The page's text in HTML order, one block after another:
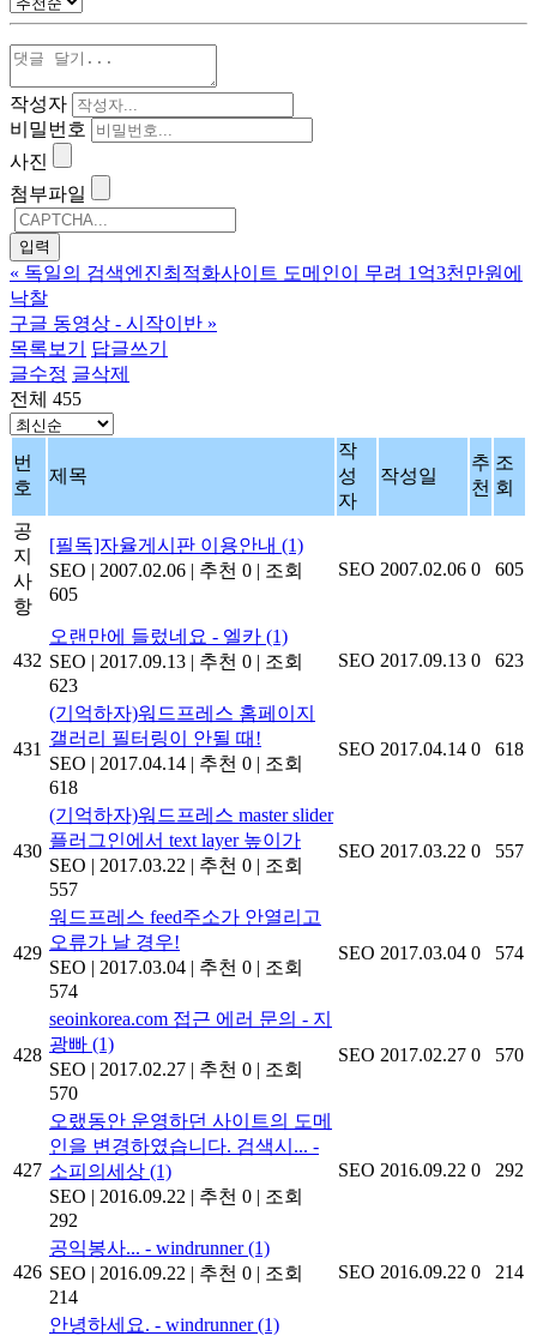
작성자
비밀번호
사진
첨부파일
« 독일의 검색엔진최적화사이트 도메인이 무려 1억3천만원에
낙찰
구글 동영상 - 시작이반 »
목록보기
답글쓰기
글수정 글삭제
전체 455
번
호
제목
작
성
자
작성일
추
천
조
회
공
지
사
항
[필독]자율게시판 이용안내 (1)
SEO | 2007.02.06 | 추천 0 | 조회
605
SEO 2007.02.06 0 605
432
오랜만에 들렀네요 - 엘카 (1)
SEO | 2017.09.13 | 추천 0 | 조회
623
SEO 2017.09.13 0 623
431
(기억하자)워드프레스 홈페이지
갤러리 필터링이 안될 때!
SEO | 2017.04.14 | 추천 0 | 조회
618
SEO 2017.04.14 0 618
430
(기억하자)워드프레스 master slider
플러그인에서 text layer 높이가
SEO | 2017.03.22 | 추천 0 | 조회
557
SEO 2017.03.22 0 557
429
워드프레스 feed주소가 안열리고
오류가 날 경우!
SEO | 2017.03.04 | 추천 0 | 조회
574
SEO 2017.03.04 0 574
428
seoinkorea.com 접근 에러 문의 - 지
광빠 (1)
SEO | 2017.02.27 | 추천 0 | 조회
570
SEO 2017.02.27 0 570
427
오랬동안 운영하던 사이트의 도메
인을 변경하였습니다. 검색시... -
소피의세상 (1)
SEO | 2016.09.22 | 추천 0 | 조회
292
SEO 2016.09.22 0 292
426
공익봉사... - windrunner(1)
SEO | 2016.09.22 | 추천 0 | 조회
214
SEO 2016.09.22 0 214
안녕하세요. - windrunner(1)